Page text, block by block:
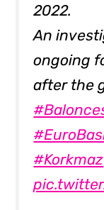
2022.
An
ongoing
after the
#Korkmaz